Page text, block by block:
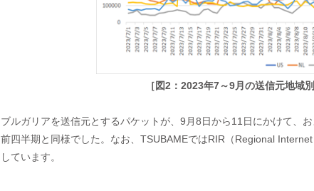
［図2：2023年7～9月の送信元地域
ブルガリアを送信元とするパケットが、9月8日から11日にかけて、
前四半期と同様でした。なお、TSUBAMEではRIR（Regional
しています。